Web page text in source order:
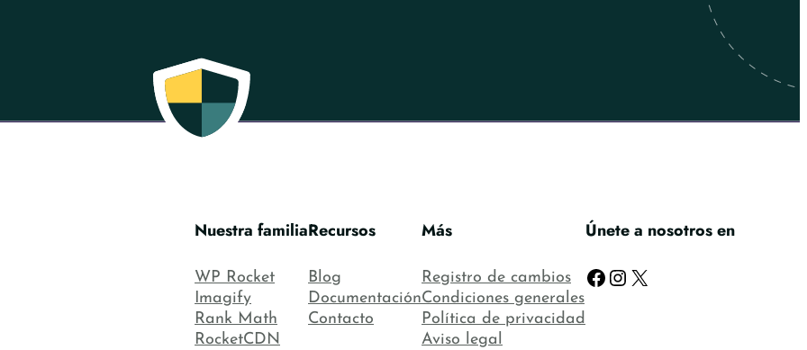
Nuestra familia
WP Rocket
Imagify
Rank Math
RocketCDN
Recursos
Blog
Documentación
Contacto
Más
Registro de cambios
Condiciones generales
Política de privacidad
Aviso legal
Únete a nosotros en
Facebook Instagram X